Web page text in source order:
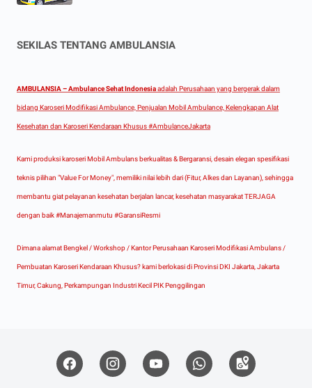
SEKILAS TENTANG AMBULANSIA
AMBULANSIA – Ambulance Sehat Indonesiaadalah Perusahaan yang bergerak dalam
bidang Karoseri Modifikasi Ambulance, Penjualan Mobil Ambulance, Kelengkapan Alat
Kesehatan dan Karoseri Kendaraan Khusus #AmbulanceJakarta
Kami produksi karoseri Mobil Ambulans berkualitas & Bergaransi, desain elegan spesifikasi
teknis pilihan "Value For Money", memiliki nilai lebih dari (Fitur, Alkes dan Layanan), sehingga
membantu giat pelayanan kesehatan berjalan lancar, kesehatan masyarakat TERJAGA
dengan baik #Manajemanmutu #GaransiResmi
Dimana alamat Bengkel / Workshop / Kantor Perusahaan Karoseri Modifikasi Ambulans /
Pembuatan Karoseri Kendaraan Khusus? kami berlokasi di Provinsi DKI Jakarta, Jakarta
Timur, Cakung, Perkampungan Industri Kecil PIK Penggilingan